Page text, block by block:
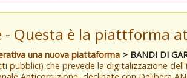
- Questa è la piattforma
una nuova piattaforma > BANDI DI
pubblici) che prevede la digitalizzazione